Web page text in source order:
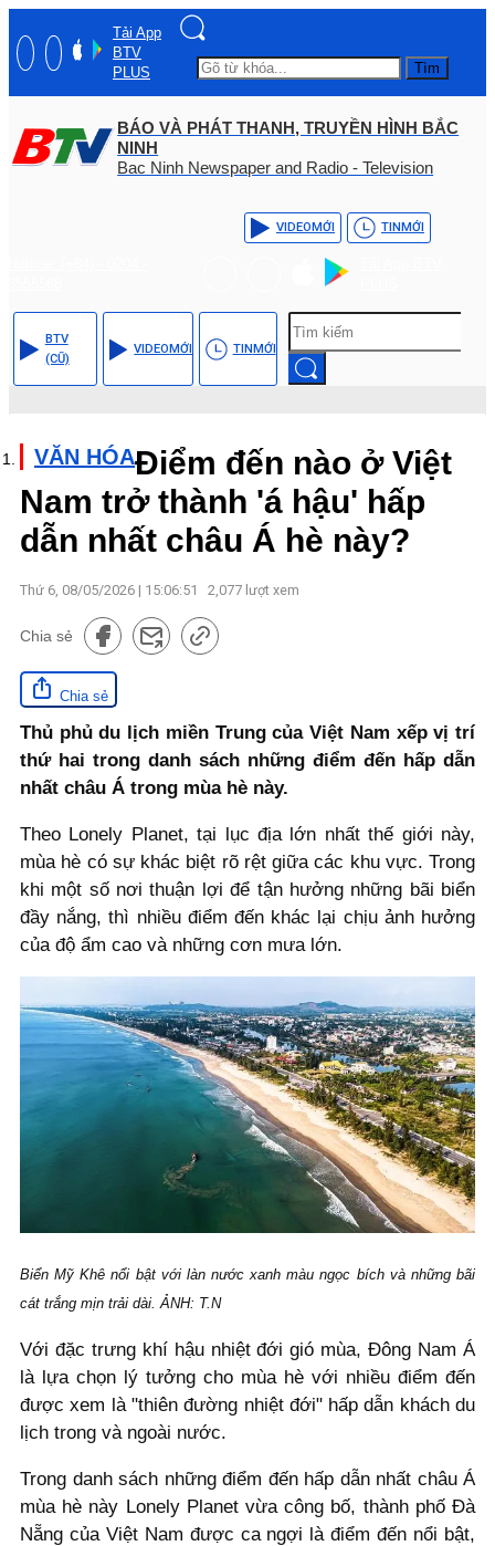
Tải App
BTV
PLUS
Tìm
BÁO VÀ PHÁT THANH, TRUYỀN HÌNH BẮC
NINH
Bac Ninh Newspaper and Radio - Television
VIDEOMỚI TINMỚI
BTV
(CŨ)
VIDEOMỚI TINMỚI
VĂN HÓAĐiểm đến nào ở Việt
Nam trở thành 'á hậu' hấp
dẫn nhất châu Á hè này?
Thứ 6, 08/05/2026 | 15:06:51 2,077 lượt xem
Chia sẻ
Chia sẻ
Thủ phủ du lịch miền Trung của Việt Nam xếp vị trí
thứ hai trong danh sách những điểm đến hấp dẫn
nhất châu Á trong mùa hè này.
Theo Lonely Planet, tại lục địa lớn nhất thế giới này,
mùa hè có sự khác biệt rõ rệt giữa các khu vực. Trong
khi một số nơi thuận lợi để tận hưởng những bãi biển
đầy nắng, thì nhiều điểm đến khác lại chịu ảnh hưởng
của độ ẩm cao và những cơn mưa lớn.
Biển Mỹ Khê nổi bật với làn nước xanh màu ngọc bích và những bãi
cát trắng mịn trải dài. ẢNH: T.N
Với đặc trưng khí hậu nhiệt đới gió mùa, Đông Nam Á
là lựa chọn lý tưởng cho mùa hè với nhiều điểm đến
được xem là "thiên đường nhiệt đới" hấp dẫn khách du
lịch trong và ngoài nước.
Trong danh sách những điểm đến hấp dẫn nhất châu Á
mùa hè này Lonely Planet vừa công bố, thành phố Đà
Nẵng của Việt Nam được ca ngợi là điểm đến nổi bật,